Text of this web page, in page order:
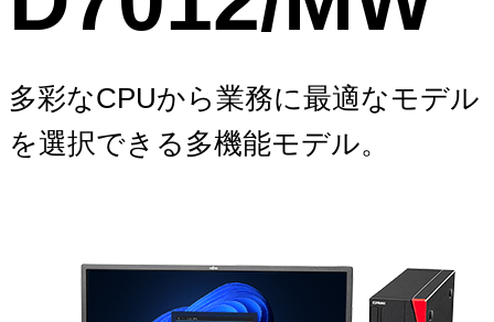
多彩なCPUから業務に最適なモデル
を選択できる多機能モデル。